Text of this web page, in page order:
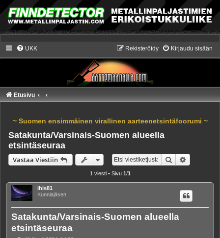
UKK Kirjaudu sisään
Rekisteröidy
Etusivu
~ Suomen ensimmäinen virallinen aarteenetsintäfoorumi ~
Satakunta/Varsinais-Suomen alueella
etsintäseuraa
Vastaa Viestiin Etsi
1 viesti • Sivu 1/1
ihis81
Kunniajäsen
Satakunta/Varsinais-Suomen alueella
etsintäseuraa